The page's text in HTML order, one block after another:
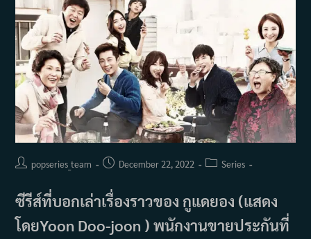
Postpopseries_team
PostDecember 22, 2022
PostSeries
ซีรีส์ที่บอกเล่าเรื่องราวของ กูแดยอง (แสดง
โดยYoon Doo-joon ) พนักงานขายประกันที่